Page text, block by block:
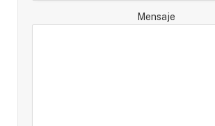
Mensaje